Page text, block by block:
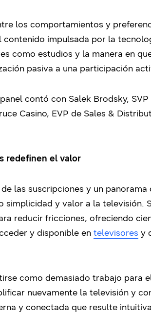
los comportamientos y
impulsada por la
como estudios y la manera en
pasiva a una participación
contó con Salek Brodsky,
Casino, EVP de Sales &
redefinen el valor
las suscripciones y un
y valor a la televisión.
reducir fricciones, ofreciendo
y disponible en televisores y
como demasiado trabajo para
nuevamente la televisión y
y conectada que resulte